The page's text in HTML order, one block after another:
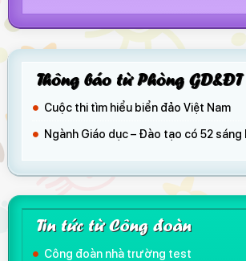
Thông báo từ Phòng GD&ĐT
Cuộc thi tìm hiểu biển đảo Việt Nam
Ngành Giáo dục – Đào tạo có 52
Tin tức từ Công đoàn
Công đoàn nhà trường test